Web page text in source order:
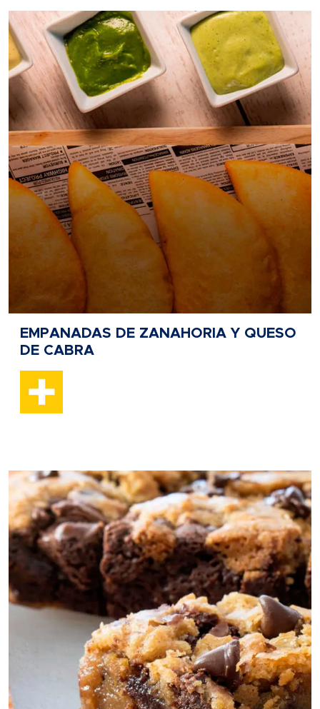
EMPANADAS DE ZANAHORIA Y QUESO
DE CABRA